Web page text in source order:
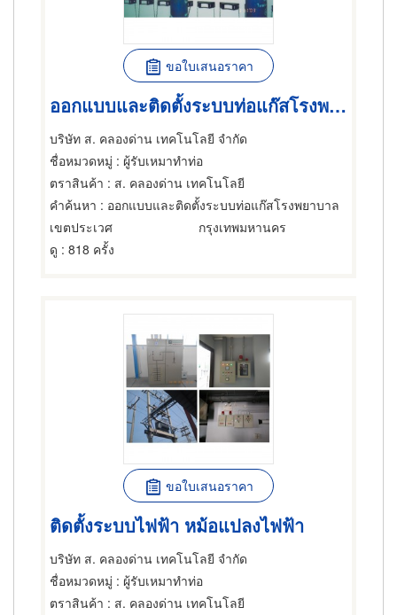
ขอใบเสนอราคา
ออกแบบและติดตั้งระบบท่อแก๊สโรงพยาบาล
บริษัท ส. คลองด่าน เทคโนโลยี จำกัด
ชื่อหมวดหมู่ : ผู้รับเหมาทำท่อ
ตราสินค้า : ส. คลองด่าน เทคโนโลยี
คำค้นหา : ออกแบบและติดตั้งระบบท่อแก๊สโรงพยาบาล
เขตประเวศ
กรุงเทพมหานคร
ดู : 818 ครั้ง
ขอใบเสนอราคา
ติดตั้งระบบไฟฟ้า หม้อแปลงไฟฟ้า
บริษัท ส. คลองด่าน เทคโนโลยี จำกัด
ชื่อหมวดหมู่ : ผู้รับเหมาทำท่อ
ตราสินค้า : ส. คลองด่าน เทคโนโลยี